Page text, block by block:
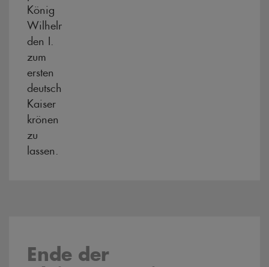
König
Wilhelm
den I.
zum
ersten
deutschen
Kaiser
krönen
zu
lassen.
Ende der